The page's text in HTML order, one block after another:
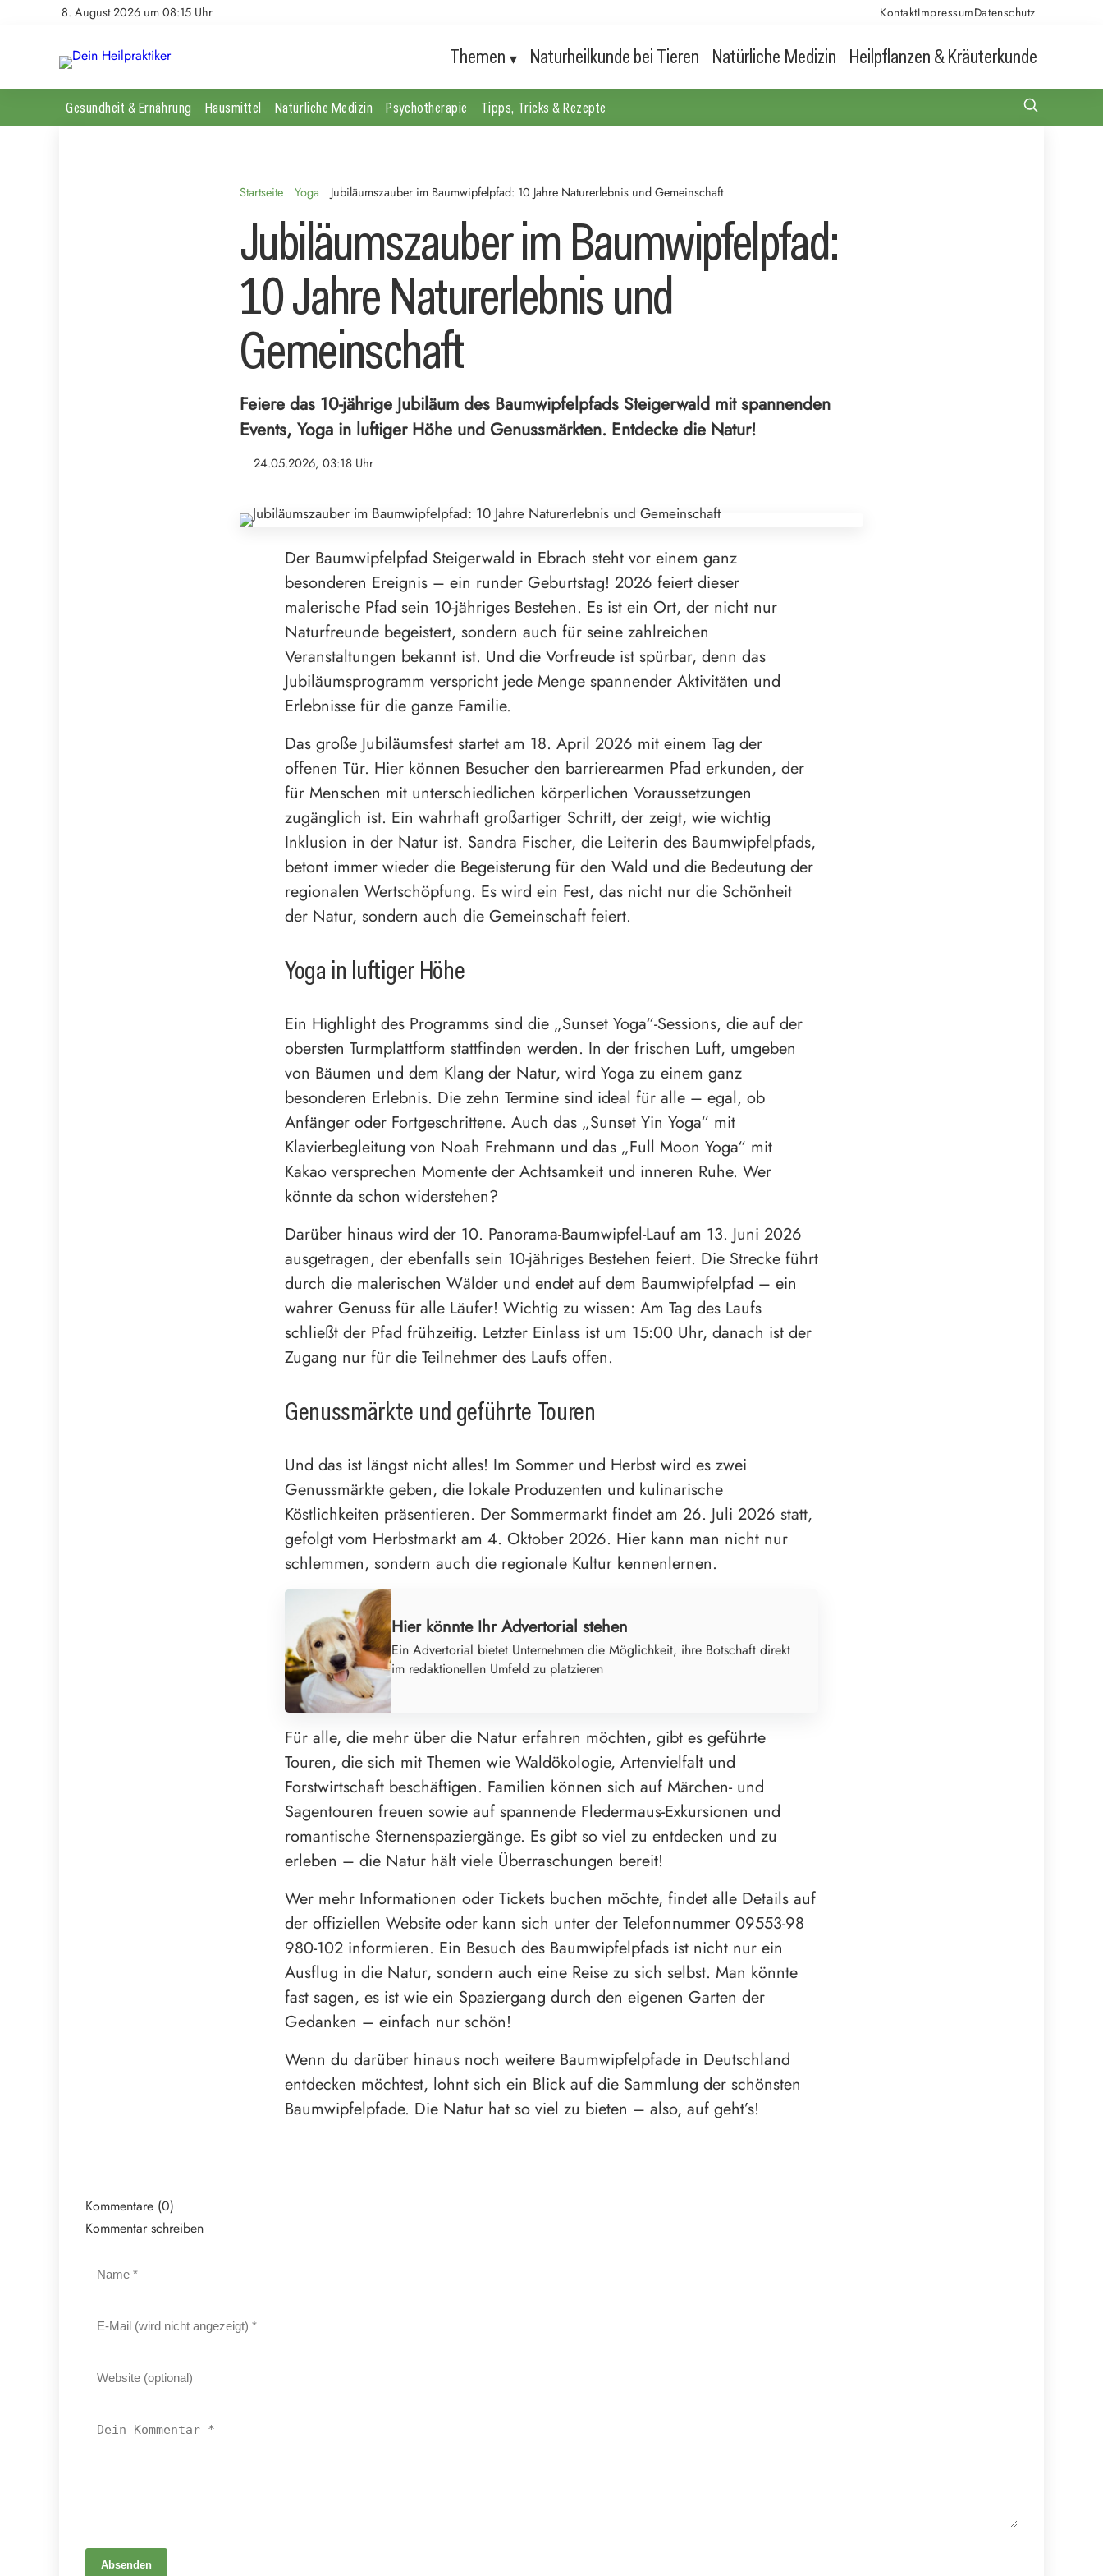
8. August 2026 um 08:15 Uhr KontaktImpressumDatenschutz
Themen Naturheilkunde bei Tieren Natürliche Medizin Heilpflanzen & Kräuterkunde
Gesundheit & Ernährung Hausmittel Natürliche Medizin Psychotherapie Tipps, Tricks & Rezepte
Startseite Yoga Jubiläumszauber im Baumwipfelpfad: 10 Jahre Naturerlebnis und Gemeinschaft
Jubiläumszauber im Baumwipfelpfad:
10 Jahre Naturerlebnis und
Gemeinschaft
Feiere das 10-jährige Jubiläum des Baumwipfelpfads Steigerwald mit spannenden
Events, Yoga in luftiger Höhe und Genussmärkten. Entdecke die Natur!
24.05.2026, 03:18 Uhr
Der Baumwipfelpfad Steigerwald in Ebrach steht vor einem ganz
besonderen Ereignis – ein runder Geburtstag! 2026 feiert dieser
malerische Pfad sein 10-jähriges Bestehen. Es ist ein Ort, der nicht nur
Naturfreunde begeistert, sondern auch für seine zahlreichen
Veranstaltungen bekannt ist. Und die Vorfreude ist spürbar, denn das
Jubiläumsprogramm verspricht jede Menge spannender Aktivitäten und
Erlebnisse für die ganze Familie.
Das große Jubiläumsfest startet am 18. April 2026 mit einem Tag der
offenen Tür. Hier können Besucher den barrierearmen Pfad erkunden, der
für Menschen mit unterschiedlichen körperlichen Voraussetzungen
zugänglich ist. Ein wahrhaft großartiger Schritt, der zeigt, wie wichtig
Inklusion in der Natur ist. Sandra Fischer, die Leiterin des Baumwipfelpfads,
betont immer wieder die Begeisterung für den Wald und die Bedeutung der
regionalen Wertschöpfung. Es wird ein Fest, das nicht nur die Schönheit
der Natur, sondern auch die Gemeinschaft feiert.
Yoga in luftiger Höhe
Ein Highlight des Programms sind die „Sunset Yoga“-Sessions, die auf der
obersten Turmplattform stattfinden werden. In der frischen Luft, umgeben
von Bäumen und dem Klang der Natur, wird Yoga zu einem ganz
besonderen Erlebnis. Die zehn Termine sind ideal für alle – egal, ob
Anfänger oder Fortgeschrittene. Auch das „Sunset Yin Yoga“ mit
Klavierbegleitung von Noah Frehmann und das „Full Moon Yoga“ mit
Kakao versprechen Momente der Achtsamkeit und inneren Ruhe. Wer
könnte da schon widerstehen?
Darüber hinaus wird der 10. Panorama-Baumwipfel-Lauf am 13. Juni 2026
ausgetragen, der ebenfalls sein 10-jähriges Bestehen feiert. Die Strecke führt
durch die malerischen Wälder und endet auf dem Baumwipfelpfad – ein
wahrer Genuss für alle Läufer! Wichtig zu wissen: Am Tag des Laufs
schließt der Pfad frühzeitig. Letzter Einlass ist um 15:00 Uhr, danach ist der
Zugang nur für die Teilnehmer des Laufs offen.
Genussmärkte und geführte Touren
Und das ist längst nicht alles! Im Sommer und Herbst wird es zwei
Genussmärkte geben, die lokale Produzenten und kulinarische
Köstlichkeiten präsentieren. Der Sommermarkt findet am 26. Juli 2026 statt,
gefolgt vom Herbstmarkt am 4. Oktober 2026. Hier kann man nicht nur
schlemmen, sondern auch die regionale Kultur kennenlernen.
Hier könnte Ihr Advertorial stehen
Ein Advertorial bietet Unternehmen die Möglichkeit, ihre Botschaft direkt
im redaktionellen Umfeld zu platzieren
Für alle, die mehr über die Natur erfahren möchten, gibt es geführte
Touren, die sich mit Themen wie Waldökologie, Artenvielfalt und
Forstwirtschaft beschäftigen. Familien können sich auf Märchen- und
Sagentouren freuen sowie auf spannende Fledermaus-Exkursionen und
romantische Sternenspaziergänge. Es gibt so viel zu entdecken und zu
erleben – die Natur hält viele Überraschungen bereit!
Wer mehr Informationen oder Tickets buchen möchte, findet alle Details auf
der offiziellen Website oder kann sich unter der Telefonnummer 09553-98
980-102 informieren. Ein Besuch des Baumwipfelpfads ist nicht nur ein
Ausflug in die Natur, sondern auch eine Reise zu sich selbst. Man könnte
fast sagen, es ist wie ein Spaziergang durch den eigenen Garten der
Gedanken – einfach nur schön!
Wenn du darüber hinaus noch weitere Baumwipfelpfade in Deutschland
entdecken möchtest, lohnt sich ein Blick auf die Sammlung der schönsten
Baumwipfelpfade. Die Natur hat so viel zu bieten – also, auf geht’s!
Kommentare (0)
Kommentar schreiben
Absenden